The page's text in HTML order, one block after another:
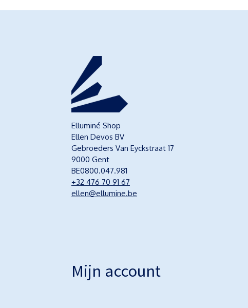
Elluminé Shop
Ellen Devos BV
Gebroeders Van Eyckstraat 17
9000 Gent
BE0800.047.981
+32 476 70 91 67
ellen@ellumine.be
Mijn account